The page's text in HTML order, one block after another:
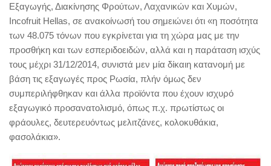
Εξαγωγής, Διακίνησης Φρούτων, Λαχανικών και Χυμών,
Incofruit Hellas, σε ανακοίνωσή του σημειώνει ότι «η ποσότητα
των 48.075 τόνων που εγκρίνεται για τη χώρα μας με την
προσθήκη και των εσπεριδοειδών, αλλά και η παράταση ισχύς
τους μέχρι 31/12/2014, συνιστά μεν μία δίκαιη κατανομή με
βάση τις εξαγωγές προς Ρωσία, πλήν όμως δεν
συμπεριλήφθηκαν και άλλα προϊόντα που έχουν ισχυρό
εξαγωγικό προσανατολισμό, όπως π.χ. πρωτίστως οι
φράουλες, δευτερευόντως μελιτζάνες, κολοκυθάκια,
φασολάκια».